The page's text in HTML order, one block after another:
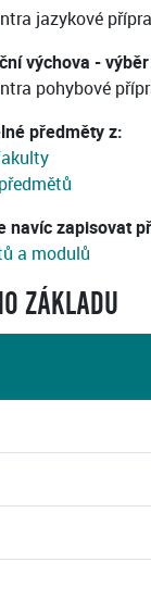
jazykové
výchova - výběr
pohybové
předměty z:
navíc zapisovat
a modulů
ZÁKLADU